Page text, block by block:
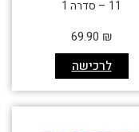
11 – סדרה 1
לרכישה
69.90 ₪